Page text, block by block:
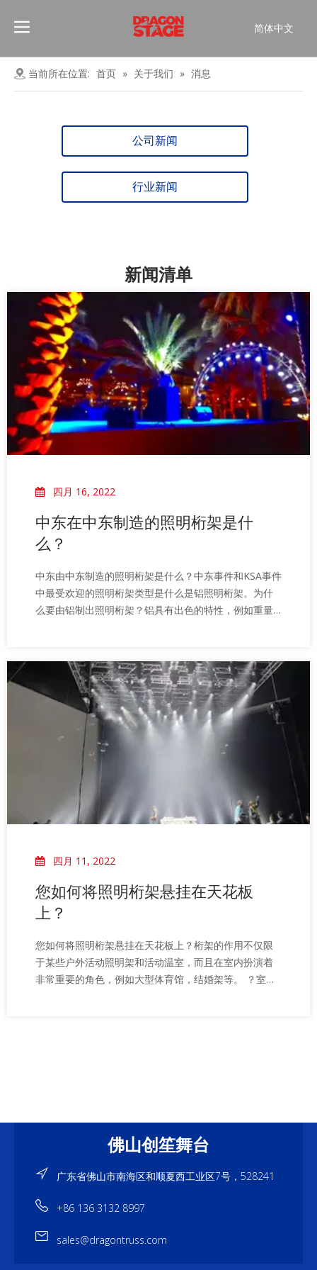
简体中文
Español
当前所在位置: 首页 » 关于我们 » 消息
公司新闻
行业新闻
新闻清单
四月 16, 2022
中东在中东制造的照明桁架是什
么？
中东由中东制造的照明桁架是什么？中东事件和KSA事件
中最受欢迎的照明桁架类型是什么是铝照明桁架。为什
么要由铝制出照明桁架？铝具有出色的特性，例如重量
四月 11, 2022
您如何将照明桁架悬挂在天花板
上？
您如何将照明桁架悬挂在天花板上？桁架的作用不仅限
于某些户外活动照明架和活动温室，而且在室内扮演着
非常重要的角色，例如大型体育馆，结婚架等。 ？室内
佛山创笙舞台
广东省佛山市南海区和顺夏西工业区7号，528241
+86 136 3132 8997
sales@dragontruss.com